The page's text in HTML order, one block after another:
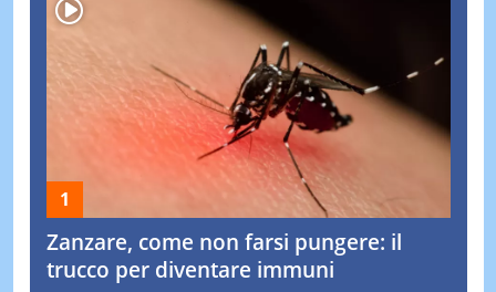
Zanzare, come non farsi pungere: il
trucco per diventare immuni